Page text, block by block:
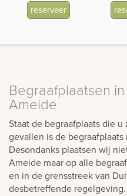
reserveer
Begraafplaatsen
Ameide
Staat de begraafplaats die
gevallen is de
Desondanks plaatsen wij
Ameide maar op alle
en in de grensstreek van
desbetreffende regelgeving.